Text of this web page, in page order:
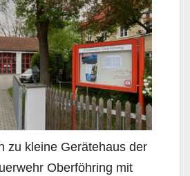
zu kleine Gerätehaus der
Oberföhring mit